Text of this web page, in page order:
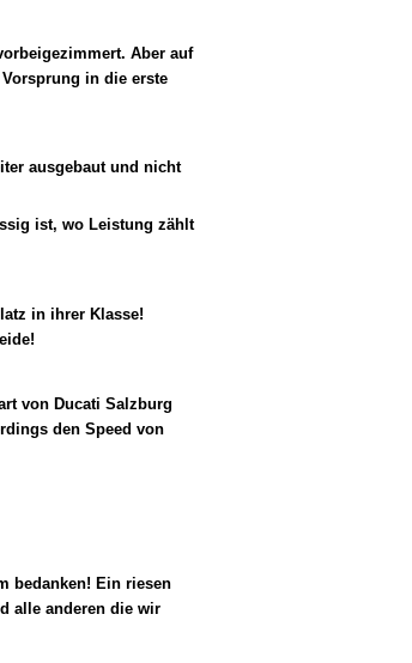
Aber auf
in die erste
ausgebaut und nicht
ist, wo Leistung zählt
in ihrer Klasse!
euch beide!
von Ducati Salzburg
den Speed von
Rahmen.
bedanken! Ein riesen
alle anderen die wir